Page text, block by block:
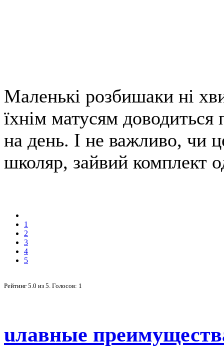
Маленькі розбишаки ні
їхнім матусям доводиться
на день. І не важливо, чи
школяр, зайвий комплект
1
2
3
4
5
Рейтинг 5.0 из 5 . Голосов: 1
uлавные